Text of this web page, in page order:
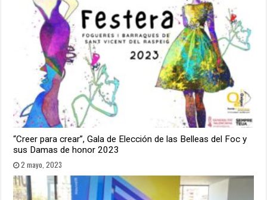
“Creer para crear”, Gala de Elección de las Belleas del Foc y
sus Damas de honor 2023
2 mayo, 2023